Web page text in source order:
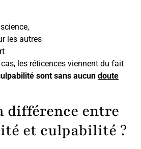
les autres
les réticences viennent du fait
sont sans aucun doute
différence entre
et culpabilité ?